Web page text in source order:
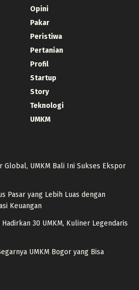
Opini
Pakar
Peristiwa
Pertanian
Profil
Startup
Story
Teknologi
UMKM
Global, UMKM Bali Ini Sukses Ekspor
Pasar yang Lebih Luas dengan
Keuangan
30 UMKM, Kuliner Legendaris
UMKM Bogor yang Bisa